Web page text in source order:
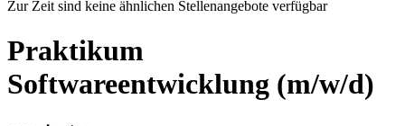
Zur Zeit sind keine ähnlichen Stellenangebote verfügbar
Praktikum
Softwareentwicklung (m/w/d)